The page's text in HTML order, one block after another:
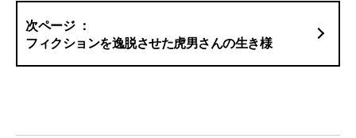
フィクションを逸脱させた虎男さんの生き様